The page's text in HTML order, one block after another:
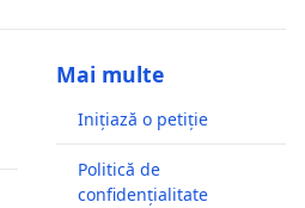
Mai multe
Inițiază o petiție
Politică de
confidențialitate